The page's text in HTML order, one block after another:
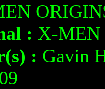
: X-MEN
: Gavin